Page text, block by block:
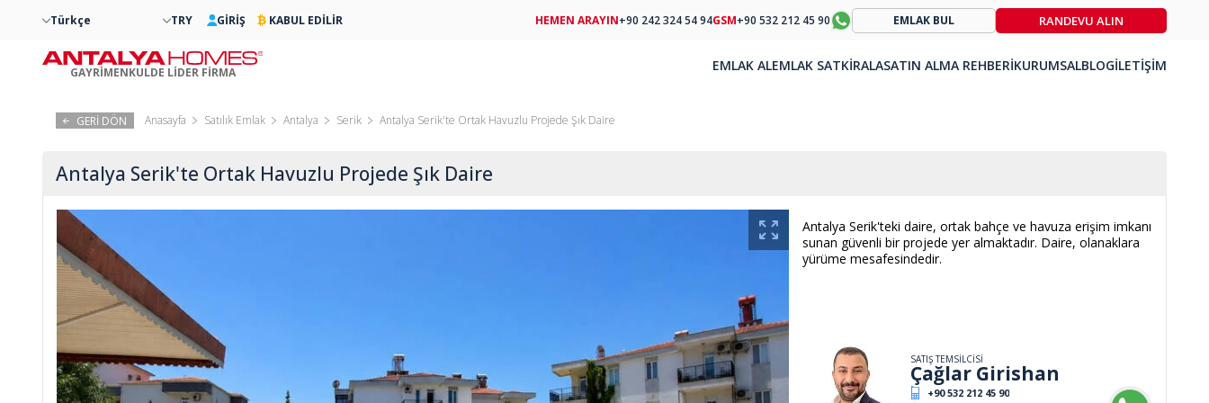
GERİ DÖN Anasayfa Satılık Emlak Antalya Serik Antalya Serik'te Ortak Havuzlu Projede Şık Daire
Antalya Serik'te Ortak Havuzlu Projede Şık Daire
Antalya Serik'teki daire, ortak bahçe ve havuza erişim imkanı
sunan güvenli bir projede yer almaktadır. Daire, olanaklara
yürüme mesafesindedir.
SATIŞ TEMSİLCİSİ
Çağlar Girishan
+90 532 212 45 90
Türkçe TRY GİRİŞ KABUL EDİLİR
GAYRİMENKULDE LİDER FİRMA
HEMEN ARAYIN+90 242 324 54 94GSM+90 532 212 45 90 EMLAK BUL RANDEVU ALIN
EMLAK ALEMLAK SATKİRALASATIN ALMA REHBERİKURUMSALBLOGİLETİŞİM